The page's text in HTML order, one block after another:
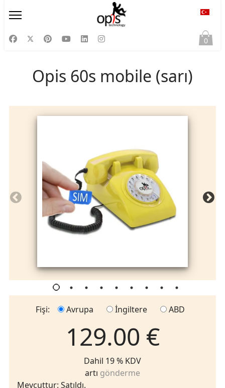
0
Opis 60s mobile (sarı)
Fişi: Avrupa İngiltere ABD
129.00 €
Dahil 19 % KDV
artı gönderme
Mevcuttur: Satıldı.